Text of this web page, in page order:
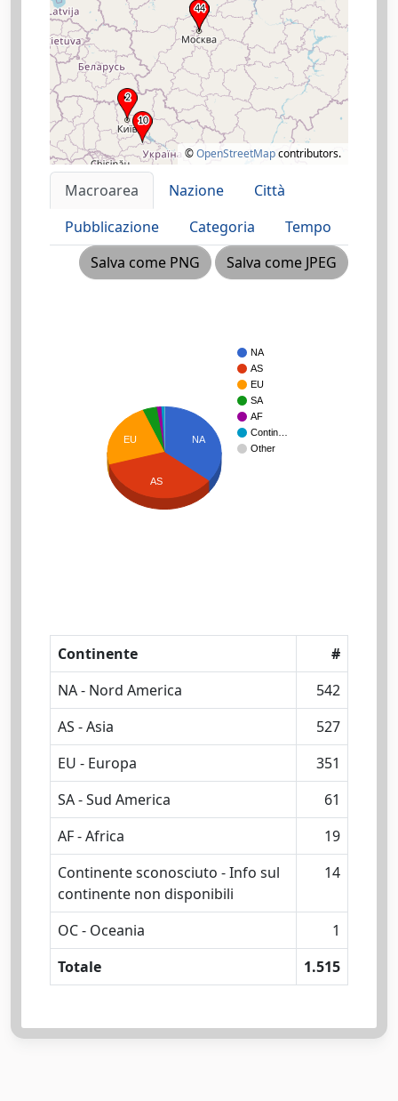
©OpenStreetMapcontributors.
Macroarea Nazione
Città
Pubblicazione
Categoria
Tempo
Salva come PNG
Salva come JPEG
NA
AS
EU
SA
AF
Contin…
Other
NA
EU
AS
Continente
#
NA - Nord America
542
AS - Asia
527
EU - Europa
351
SA - Sud America
61
AF - Africa
19
Continente sconosciuto - Info sul
continente non disponibili
14
OC - Oceania
1
Totale
1.515